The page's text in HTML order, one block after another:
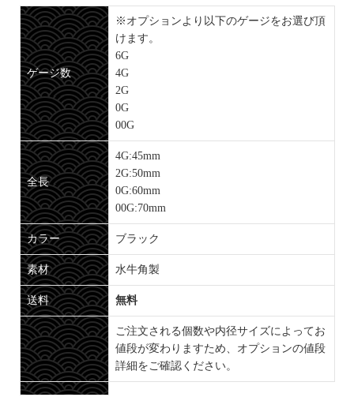
ゲージ数
※オプションより以下のゲージをお選び頂
けます。
6G
4G
2G
0G
00G
全長
4G:45mm
2G:50mm
0G:60mm
00G:70mm
カラー ブラック
素材 水牛角製
送料 無料
ご注文される個数や内径サイズによってお
値段が変わりますため、オプションの値段
詳細をご確認ください。